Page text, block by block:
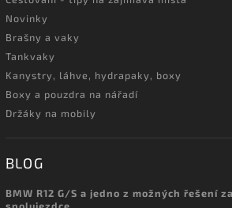
Novinky
Brašny a vaky
Tankvaky
Kanystry, láhve, hydrapaky, boxy
Boxy a pouzdra na nářadí
Držáky na mobily
BLOG
BMW R12 G/S a jedno z možných řešení